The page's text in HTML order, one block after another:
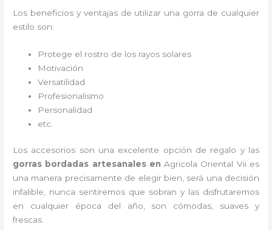
Los beneficios y ventajas de utilizar una gorra de cualquier
estilo son:
Protege el rostro de los rayos solares
Motivación
Versatilidad
Profesionalismo
Personalidad
etc.
Los accesorios son una excelente opción de regalo y las
gorras bordadas artesanales enAgricola Oriental Vii es
una manera precisamente de elegir bien, será una decisión
infalible, nunca sentiremos que sobran y las disfrutaremos
en cualquier época del año, son cómodas, suaves y
frescas.